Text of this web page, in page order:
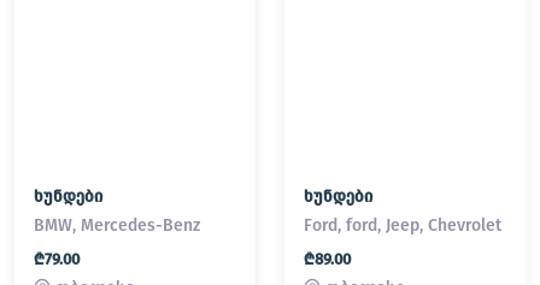
ხუნდები
BMW, Mercedes-Benz
₾79.00
ხუნდები
Ford, ford, Jeep, Chevrolet
₾89.00